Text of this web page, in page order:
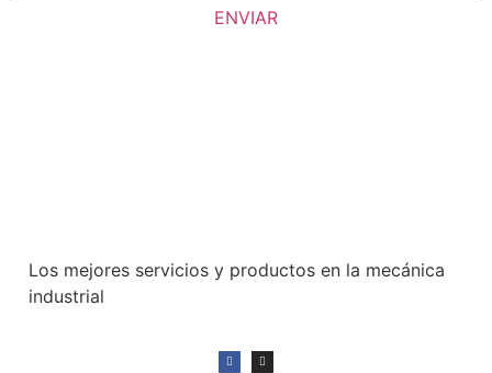
ENVIAR
Los mejores servicios y productos en la mecánica
industrial